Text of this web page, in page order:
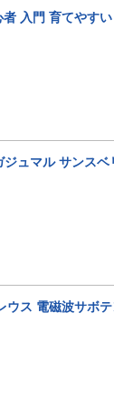
入門 育てやす
ジュマル サンス
ス 電磁波サボ